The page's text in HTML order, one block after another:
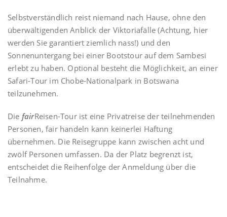
Selbstverständlich reist niemand nach Hause, ohne den
überwältigenden Anblick der Viktoriafälle (Achtung, hier
werden Sie garantiert ziemlich nass!) und den
Sonnenuntergang bei einer Bootstour auf dem Sambesi
erlebt zu haben. Optional besteht die Möglichkeit, an einer
Safari-Tour im Chobe-Nationalpark in Botswana
teilzunehmen.
Die fairReisen-Tour ist eine Privatreise der teilnehmenden
Personen, fair handeln kann keinerlei Haftung
übernehmen. Die Reisegruppe kann zwischen acht und
zwölf Personen umfassen. Da der Platz begrenzt ist,
entscheidet die Reihenfolge der Anmeldung über die
Teilnahme.